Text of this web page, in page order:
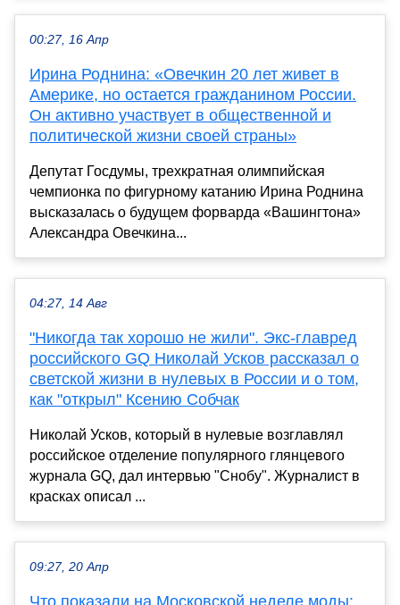
00:27, 16 Апр
Ирина Роднина: «Овечкин 20 лет живет в
Америке, но остается гражданином России.
Он активно участвует в общественной и
политической жизни своей страны»
Депутат Госдумы, трехкратная олимпийская
чемпионка по фигурному катанию Ирина Роднина
высказалась о будущем форварда «Вашингтона»
Александра Овечкина...
04:27, 14 Авг
"Никогда так хорошо не жили". Экс-главред
российского GQ Николай Усков рассказал о
светской жизни в нулевых в России и о том,
как "открыл" Ксению Собчак
Николай Усков, который в нулевые возглавлял
российское отделение популярного глянцевого
журнала GQ, дал интервью "Снобу". Журналист в
красках описал ...
09:27, 20 Апр